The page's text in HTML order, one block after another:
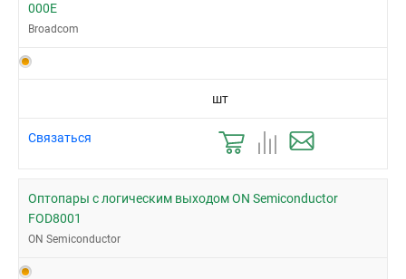
000E
Broadcom
шт
Связаться
Оптопары с логическим выходом ON Semiconductor
FOD8001
ON Semiconductor